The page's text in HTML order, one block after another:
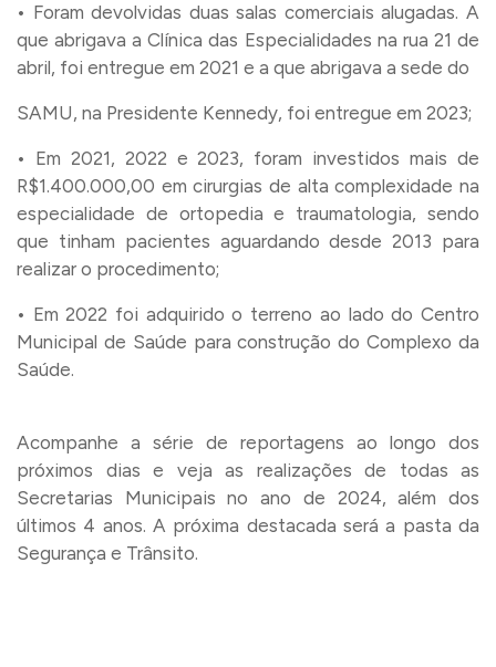
• Foram devolvidas duas salas comerciais alugadas. A
que abrigava a Clínica das Especialidades na rua 21 de
abril, foi entregue em 2021 e a que abrigava a sede do
SAMU, na Presidente Kennedy, foi entregue em 2023;
• Em 2021, 2022 e 2023, foram investidos mais de
R$1.400.000,00 em cirurgias de alta complexidade na
especialidade de ortopedia e traumatologia, sendo
que tinham pacientes aguardando desde 2013 para
realizar o procedimento;
• Em 2022 foi adquirido o terreno ao lado do Centro
Municipal de Saúde para construção do Complexo da
Saúde.
Acompanhe a série de reportagens ao longo dos
próximos dias e veja as realizações de todas as
Secretarias Municipais no ano de 2024, além dos
últimos 4 anos. A próxima destacada será a pasta da
Segurança e Trânsito.